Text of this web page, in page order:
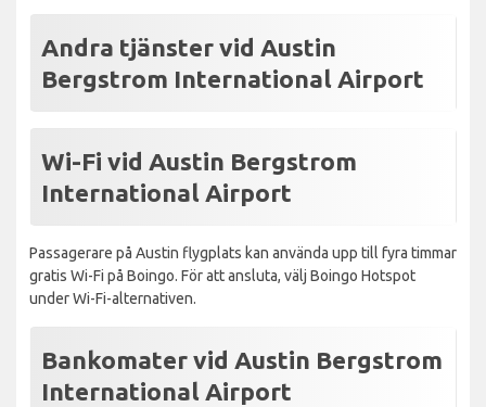
Andra tjänster vid Austin
Bergstrom International Airport
Wi-Fi vid Austin Bergstrom
International Airport
Passagerare på Austin flygplats kan använda upp till fyra timmar
gratis Wi-Fi på Boingo. För att ansluta, välj Boingo Hotspot
under Wi-Fi-alternativen.
Bankomater vid Austin Bergstrom
International Airport